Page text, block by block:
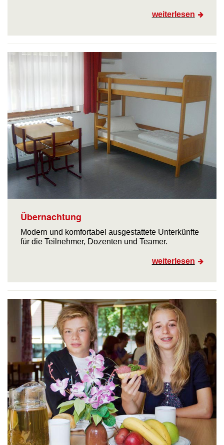
weiterlesen
Übernachtung
Modern und komfortabel ausgestattete Unterkünfte
für die Teilnehmer, Dozenten und Teamer.
weiterlesen